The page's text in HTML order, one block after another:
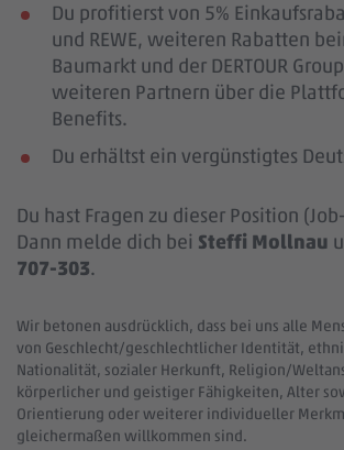
Du profitierst von 5%
und REWE, weiteren Rabatten
Baumarkt und der DERTOUR
weiteren Partnern über die
Benefits.
Du erhältst ein vergünstigtes
Du hast Fragen zu dieser Position
Dann melde dich bei Steffi Mollnau
707-303.
Wir betonen ausdrücklich, dass bei uns alle
von Geschlecht/geschlechtlicher Identität,
Nationalität, sozialer Herkunft, Religion/
körperlicher und geistiger Fähigkeiten, Alter
Orientierung oder weiterer individueller
gleichermaßen willkommen sind.